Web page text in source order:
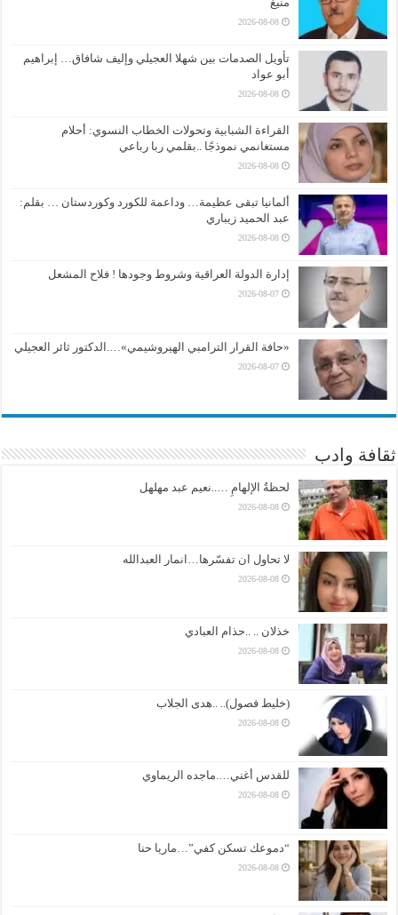
2026-08-08
تأويل الصدمات بين شهلا العجيلي وإليف شافاق… إبراهيم
أبو عواد
2026-08-08
القراءة الشبابية وتحولات الخطاب النسوي: أحلام
مستغانمي نموذجًا ..بقلمي ربا رباعي
2026-08-08
ألمانيا تبقى عظيمة… وداعمة للكورد وكوردستان … بقلم:
عبد الحميد زيباري
2026-08-08
إدارة الدولة العراقية وشروط وجودها ! فلاح المشعل
2026-08-07
«حافة القرار الترامبي الهيروشيمي»….الدكتور ثائر العجيلي
2026-08-07
ثقافة وادب
لحظةُ الإلهامِ …..نعيم عبد مهلهل
2026-08-08
لا تحاول ان تفسّرها…انمار العبدالله
2026-08-08
خذلان .. ..حذام العبادي
2026-08-08
(خليط فصول).. ..هدى الجلاب
2026-08-08
للقدس أغني….ماجده الريماوي
2026-08-08
“دموعك تسكن كفي”…ماريا حنا
2026-08-08